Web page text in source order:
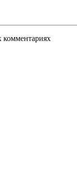
комментариях